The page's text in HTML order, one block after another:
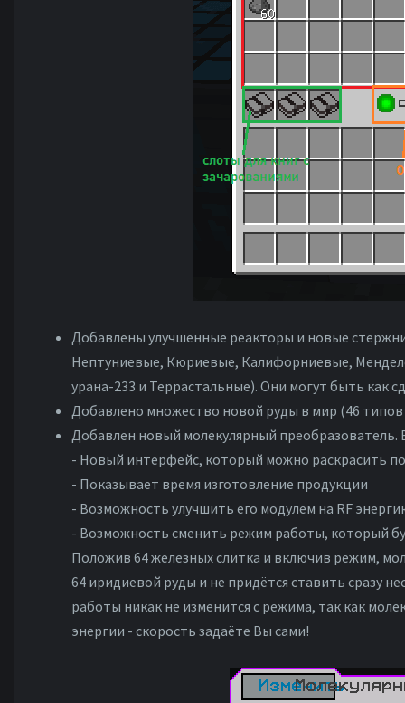
Добавлены улучшенные реакторы и новые
Нептуниевые, Кюриевые, Калифорниевые,
урана-233 и Террастальные). Они могут быть как
Добавлено множество новой руды в мир (46 типов
Добавлен новый молекулярный преобразователь.
- Новый интерфейс, который можно раскрасить
- Показывает время изготовление продукции
- Возможность улучшить его модулем на RF
- Возможность сменить режим работы, который
Положив 64 железных слитка и включив режим,
64 иридиевой руды и не придётся ставить сразу
работы никак не изменится с режима, так как
энергии - скорость задаёте Вы сами!